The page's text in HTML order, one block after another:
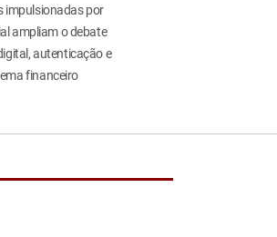
impulsionadas por
ampliam o debate
autenticação e
financeiro